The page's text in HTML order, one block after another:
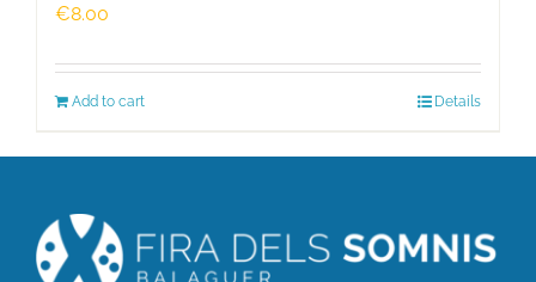
€8.00
Add to cart Details